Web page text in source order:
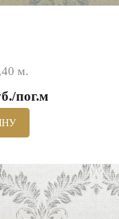
м.
пог.м